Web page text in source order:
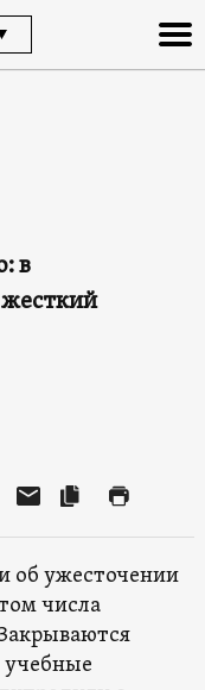
в
об ужесточении
числа
учебные